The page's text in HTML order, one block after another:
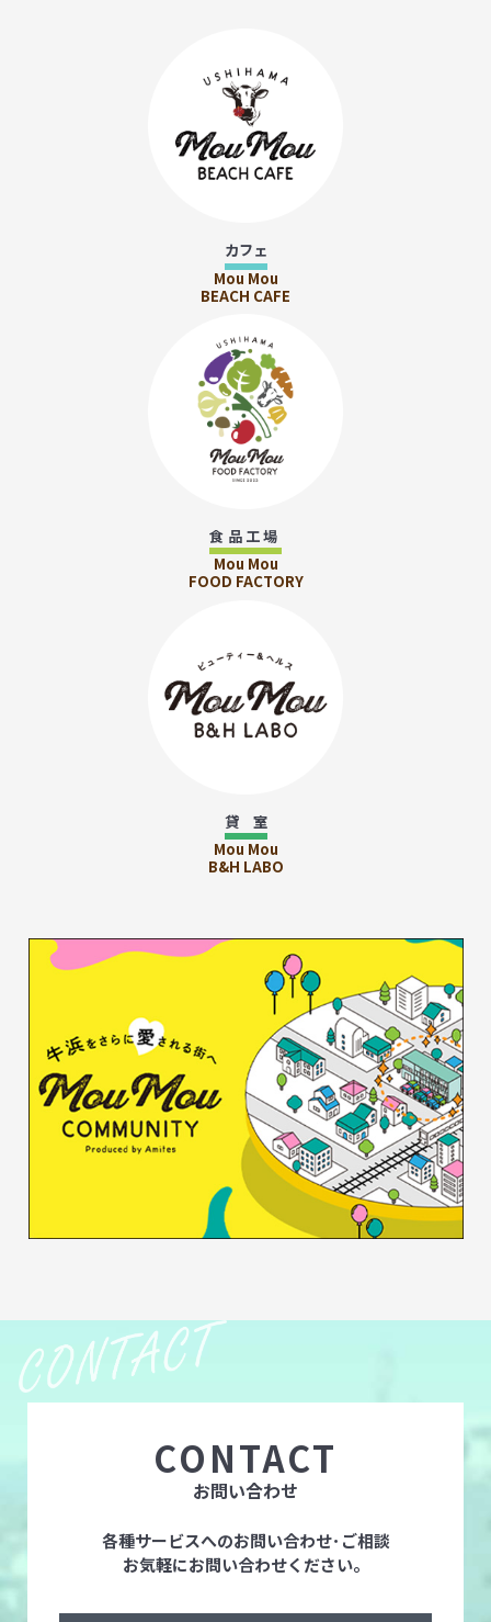
カフェ
Mou Mou
BEACH CAFE
食品工場
Mou Mou
FOOD FACTORY
貸 室
Mou Mou
B&H LABO
CONTACT
お問い合わせ
各種サービスへのお問い合わせ･ご相談
お気軽にお問い合わせください。